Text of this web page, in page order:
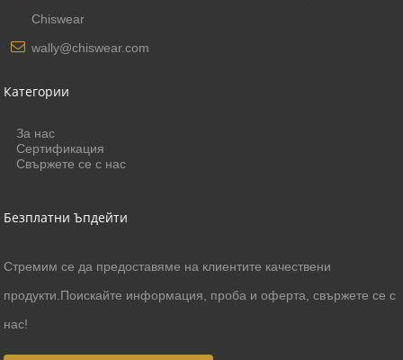
Chiswear
wally@chiswear.com
Категории
За нас
Сертификация
Свържете се с нас
Безплатни Ъпдейти
Стремим се да предоставяме на клиентите качествени
продукти.Поискайте информация, проба и оферта, свържете се с
нас!